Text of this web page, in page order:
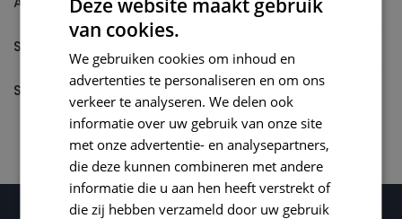
Spuitbus
Spuitbus Autolak
Deze website maakt gebruik
van cookies.
We gebruiken cookies om inhoud en
advertenties te personaliseren en om ons
verkeer te analyseren. We delen ook
informatie over uw gebruik van onze site
met onze advertentie- en analysepartners,
die deze kunnen combineren met andere
informatie die u aan hen heeft verstrekt of
die zij hebben verzameld door uw gebruik